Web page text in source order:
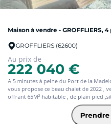
Maison à vendre - GROFFLIERS,
GROFFLIERS (62600)
Au prix de
222 040 €
A 5 minutes à peine du Port de la Madelon, votre agence CITYA Nord de France
vous propose ce beau chalet de 2022 ,
offrant 65M² habitable , de plain pied
sécurisée , avec piscine chauffée .
Habitable à l'année , vous apprécierez
ouverte sur sa cuisine équipée, un cellier ,3 chambres , une salle d'eau et un WC